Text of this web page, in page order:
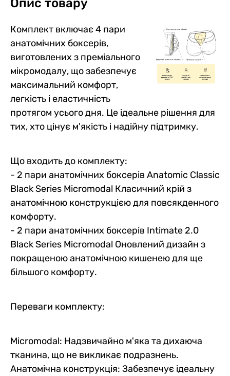
Комплект включає 4 пари
анатомічних боксерів,
виготовлених з преміального
мікромодалу, що забезпечує
максимальний комфорт,
легкість і еластичність
протягом усього дня. Це ідеальне рішення для
тих, хто цінує м'якість і надійну підтримку.
Що входить до комплекту:
- 2 пари анатомічних боксерів Anatomic Classic
Black Series Micromodal Класичний крій з
анатомічною конструкцією для повсякденного
комфорту.
- 2 пари анатомічних боксерів Intimate 2.0
Black Series Micromodal Оновлений дизайн з
покращеною анатомічною кишенею для ще
більшого комфорту.
Переваги комплекту:
Micromodal: Надзвичайно м'яка та дихаюча
тканина, що не викликає подразнень.
Анатомічна конструкція: Забезпечує ідеальну